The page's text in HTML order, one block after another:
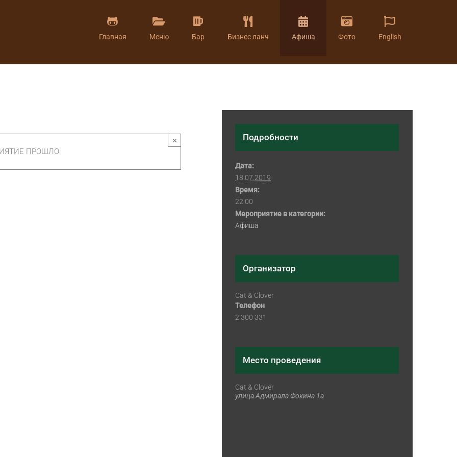
Главная Меню Бар Бизнес ланч Афиша Фото English
ПРОШЛО.
× Подробности
Дата:
18.07.2019
Время:
22:00
Мероприятие в категории:
Афиша
Организатор
Cat & Clover
Телефон
2 300 331
Место проведения
Cat & Clover
улица Адмирала Фокина 1а